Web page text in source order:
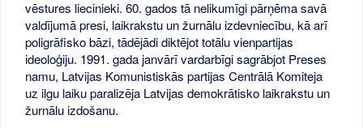
vēstures liecinieki. 60. gados tā nelikumīgi pārņēma savā
valdījumā presi, laikrakstu un žurnālu izdevniecību, kā arī
poligrāfisko bāzi, tādējādi diktējot totālu vienpartijas
ideoloģiju. 1991. gada janvārī vardarbīgi sagrābjot Preses
namu, Latvijas Komunistiskās partijas Centrālā Komiteja
uz ilgu laiku paralizēja Latvijas demokrātisko laikrakstu un
žurnālu izdošanu.